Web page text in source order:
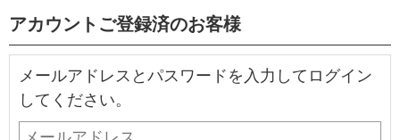
アカウントご登録済のお客様
メールアドレスとパスワードを入力してログイン
してください。